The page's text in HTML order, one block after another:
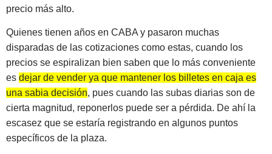
precio más alto.
Quienes tienen años en CABA y pasaron muchas
disparadas de las cotizaciones como estas, cuando los
precios se espiralizan bien saben que lo más conveniente
es dejar de vender ya que mantener los billetes en caja es
una sabia decisión, pues cuando las subas diarias son de
cierta magnitud, reponerlos puede ser a pérdida. De ahí la
escasez que se estaría registrando en algunos puntos
específicos de la plaza.